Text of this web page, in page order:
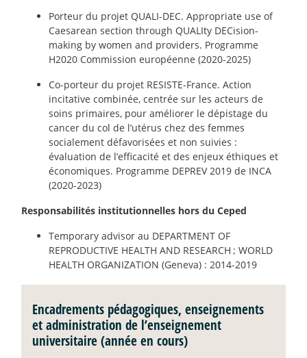
Porteur du projet QUALI-DEC. Appropriate use of
Caesarean section through QUALIty DECision-
making by women and providers. Programme
H2020 Commission européenne (2020-2025)
Co-porteur du projet RESISTE-France. Action
incitative combinée, centrée sur les acteurs de
soins primaires, pour améliorer le dépistage du
cancer du col de l’utérus chez des femmes
socialement défavorisées et non suivies :
évaluation de l’efficacité et des enjeux éthiques et
économiques. Programme DEPREV 2019 de INCA
(2020-2023)
Responsabilités institutionnelles hors du Ceped
Temporary advisor au DEPARTMENT OF
REPRODUCTIVE HEALTH AND RESEARCH ; WORLD
HEALTH ORGANIZATION (Geneva) : 2014-2019
Encadrements pédagogiques, enseignements
et administration de l’enseignement
universitaire (année en cours)